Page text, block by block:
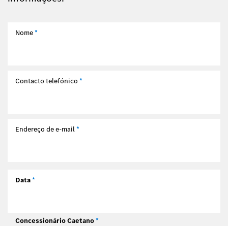
Nome*
Contacto telefónico *
Endereço de e-mail*
Data*
Concessionário Caetano*